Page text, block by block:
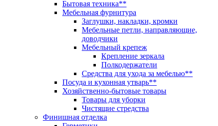
Бытовая техника**
Мебельная фурнитура
Заглушки, накладки, кромки
Мебельные петли, направляющие,
доводчики
Мебельный крепеж
Крепление зеркала
Полкодержатели
Средства для ухода за мебелью**
Посуда и кухонная утварь**
Хозяйственно-бытовые товары
Товары для уборки
Чистящие стредства
Финишная отделка